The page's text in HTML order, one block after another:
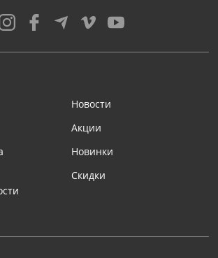
Новости
Акции
Новинки
Скидки